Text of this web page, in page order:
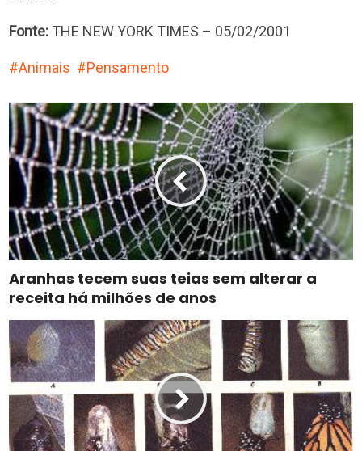
Fonte: THE NEW YORK TIMES – 05/02/2001
Animais Pensamento
Aranhas tecem suas teias sem alterar a
receita há milhões de anos